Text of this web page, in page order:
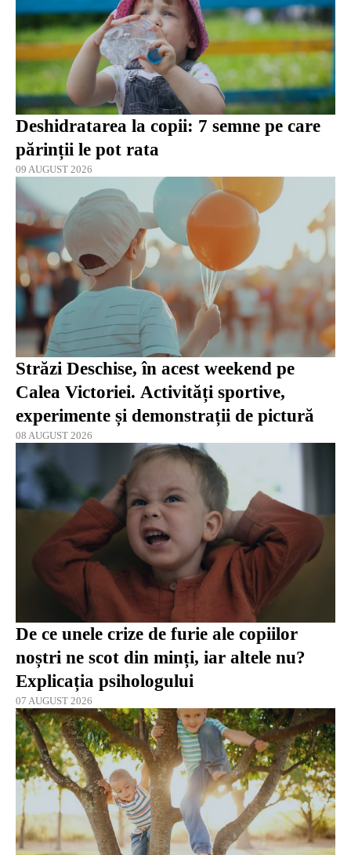
Deshidratarea la copii: 7 semne pe care
părinții le pot rata
09 AUGUST 2026
Străzi Deschise, în acest weekend pe
Calea Victoriei. Activități sportive,
experimente și demonstrații de pictură
08 AUGUST 2026
De ce unele crize de furie ale copiilor
noștri ne scot din minți, iar altele nu?
Explicația psihologului
07 AUGUST 2026